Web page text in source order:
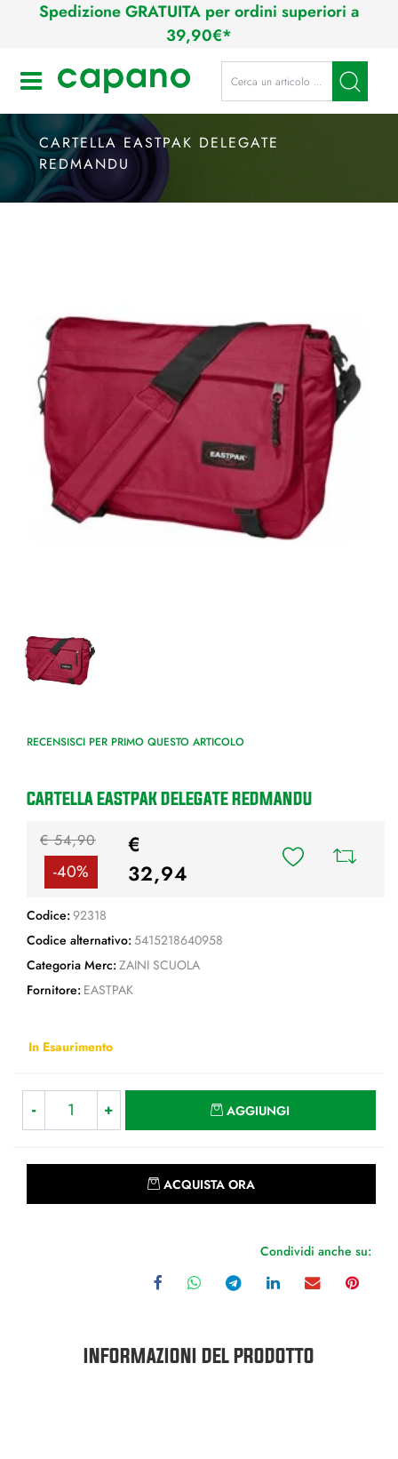
Spedizione GRATUITA per ordini superiori a
39,90€*
Open La modifica di un filtro
CARTELLA EASTPAK DELEGATE
REDMANDU
RECENSISCI PER PRIMO QUESTO ARTICOLO
CARTELLA EASTPAK DELEGATE REDMANDU
€ 54,90
-40%
€
32,94
Codice: 92318
Codice alternativo: 5415218640958
Categoria Merc: ZAINI SCUOLA
Fornitore: EASTPAK
In Esaurimento
AGGIUNGI
ACQUISTA ORA
Condividi anche su:
INFORMAZIONI DEL PRODOTTO